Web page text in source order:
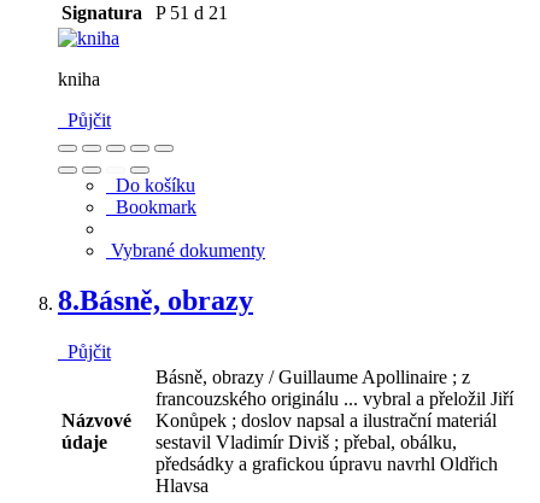
Signatura
P 51 d 21
kniha
Půjčit
Do košíku
Bookmark
Vybrané dokumenty
8.Básně, obrazy
Půjčit
Názvové
údaje
Básně, obrazy / Guillaume Apollinaire ; z
francouzského originálu ... vybral a přeložil Jiří
Konůpek ; doslov napsal a ilustrační materiál
sestavil Vladimír Diviš ; přebal, obálku,
předsádky a grafickou úpravu navrhl Oldřich
Hlavsa